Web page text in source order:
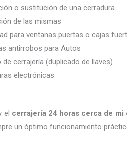
o sustitución de una cerradura
de las mismas
para ventanas puertas o cajas
antirrobos para Autos
de cerrajería (duplicado de llaves)
electrónicas
el cerrajería 24 horas cerca de mi
un óptimo funcionamiento